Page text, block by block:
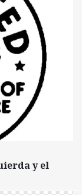
y el